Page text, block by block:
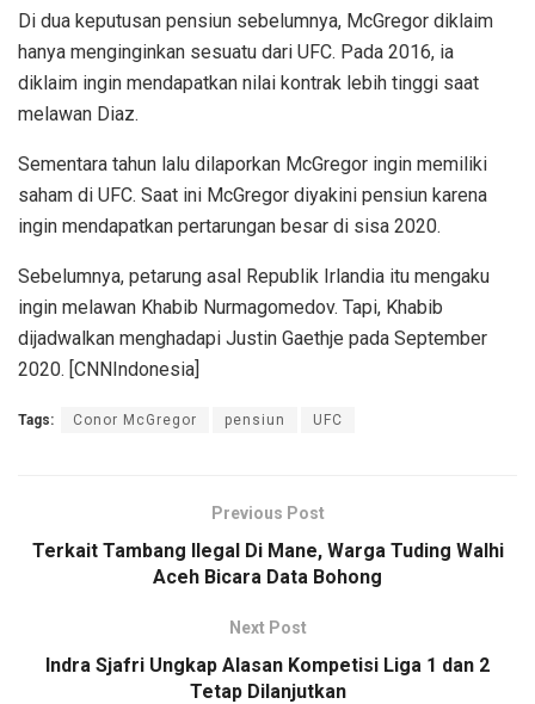
Di dua keputusan pensiun sebelumnya, McGregor diklaim
hanya menginginkan sesuatu dari UFC. Pada 2016, ia
diklaim ingin mendapatkan nilai kontrak lebih tinggi saat
melawan Diaz.
Sementara tahun lalu dilaporkan McGregor ingin memiliki
saham di UFC. Saat ini McGregor diyakini pensiun karena
ingin mendapatkan pertarungan besar di sisa 2020.
Sebelumnya, petarung asal Republik Irlandia itu mengaku
ingin melawan Khabib Nurmagomedov. Tapi, Khabib
dijadwalkan menghadapi Justin Gaethje pada September
2020. [CNNIndonesia]
Tags: Conor McGregor pensiun UFC
Previous Post
Terkait Tambang Ilegal Di Mane, Warga Tuding Walhi
Aceh Bicara Data Bohong
Next Post
Indra Sjafri Ungkap Alasan Kompetisi Liga 1 dan 2
Tetap Dilanjutkan